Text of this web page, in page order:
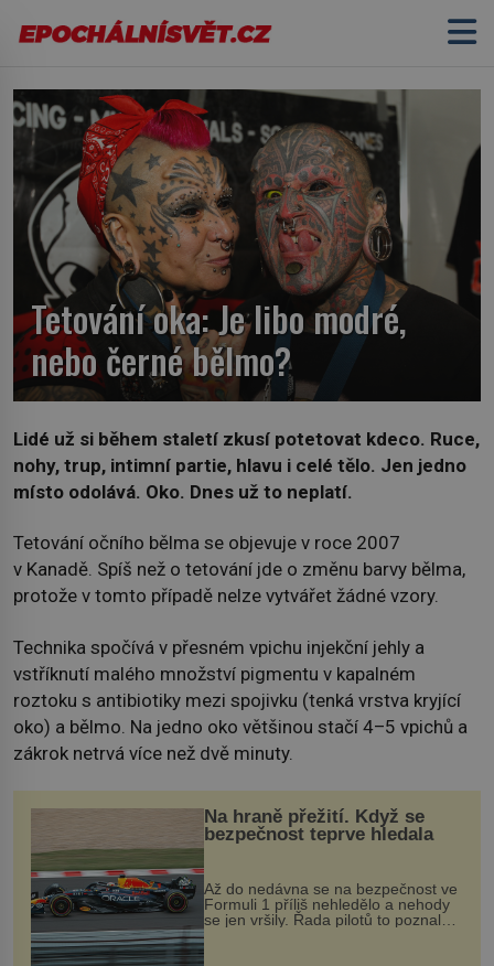
Tetování oka: Je libo modré,
nebo černé bělmo?
Lidé už si během staletí zkusí potetovat kdeco. Ruce,
nohy, trup, intimní partie, hlavu i celé tělo. Jen jedno
místo odolává. Oko. Dnes už to neplatí.
Tetování očního bělma se objevuje v roce 2007
v Kanadě. Spíš než o tetování jde o změnu barvy bělma,
protože v tomto případě nelze vytvářet žádné vzory.
Technika spočívá v přesném vpichu injekční jehly a
vstříknutí malého množství pigmentu v kapalném
roztoku s antibiotiky mezi spojivku (tenká vrstva kryjící
oko) a bělmo. Na jedno oko většinou stačí 4–5 vpichů a
zákrok netrvá více než dvě minuty.
Na hraně přežití. Když se
bezpečnost teprve hledala
Až do nedávna se na bezpečnost ve
Formuli 1 příliš nehledělo a nehody
se jen vršily. Řada pilotů to poznala
na vlastní kůži, často s trvalými
následky nebo bohužel i ztrátou